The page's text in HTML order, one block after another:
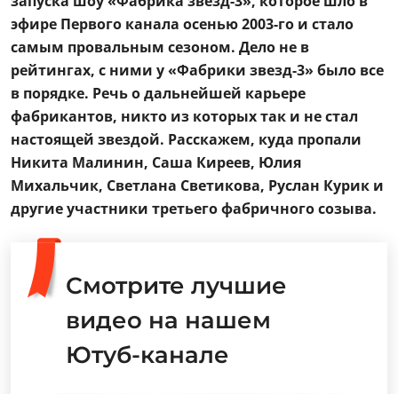
эфире Первого канала осенью 2003-го и стало
самым провальным сезоном. Дело не в
рейтингах, с ними у «Фабрики звезд-3» было все
в порядке. Речь о дальнейшей карьере
фабрикантов, никто из которых так и не стал
настоящей звездой. Расскажем, куда пропали
Никита Малинин, Саша Киреев, Юлия
Михальчик, Светлана Светикова, Руслан Курик и
другие участники третьего фабричного созыва.
Смотрите лучшие
видео на нашем
Ютуб-канале